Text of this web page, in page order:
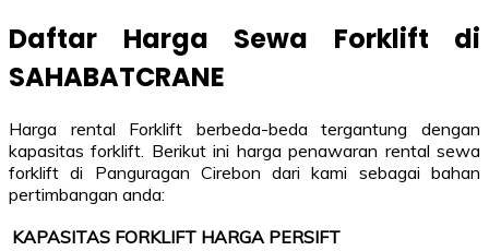
Daftar Harga Sewa Forklift di
SAHABATCRANE
Harga rental Forklift berbeda-beda tergantung dengan
kapasitas forklift. Berikut ini harga penawaran rental sewa
forklift di Panguragan Cirebon dari kami sebagai bahan
pertimbangan anda:
KAPASITAS FORKLIFT HARGA PERSIFT